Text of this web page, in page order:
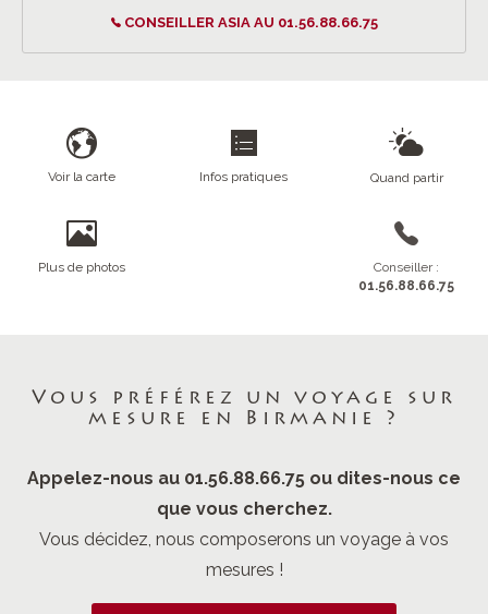
CONSEILLER ASIA AU 01.56.88.66.75
Voir la carte Infos pratiques Quand partir
Plus de photos
Conseiller :
01.56.88.66.75
Vous préférez un voyage sur
mesure en Birmanie ?
Appelez-nous au 01.56.88.66.75 ou dites-nous ce
que vous cherchez.
Vous décidez, nous composerons un voyage à vos
mesures !